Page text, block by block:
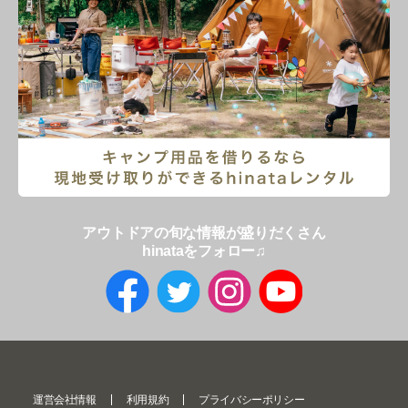
アウトドアの旬な情報が盛りだくさん
hinataをフォロー♫
運営会社情報 利用規約 プライバシーポリシー